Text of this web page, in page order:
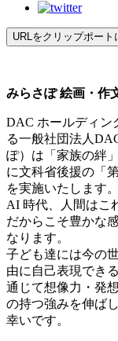
URLをクリップポート
みらさぽ 絵画・作
DAC ホールディン
る一般社団法人
ぽ）は「家族の絆
に文科省後援の「
を実施いたします。
AI 時代、人間はこ
だからこそ豊かな
なります。
子ども達には今の
由に自己表現でき
通じて想像力・発
の持つ強みを伸ば
幸いです。